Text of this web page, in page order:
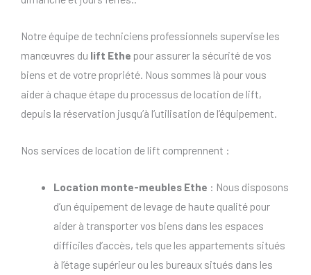
Notre équipe de techniciens professionnels supervise les
manœuvres du lift Ethe pour assurer la sécurité de vos
biens et de votre propriété. Nous sommes là pour vous
aider à chaque étape du processus de location de lift,
depuis la réservation jusqu’à l’utilisation de l’équipement.
Nos services de location de lift comprennent :
Location monte-meubles Ethe : Nous disposons
d’un équipement de levage de haute qualité pour
aider à transporter vos biens dans les espaces
difficiles d’accès, tels que les appartements situés
à l’étage supérieur ou les bureaux situés dans les